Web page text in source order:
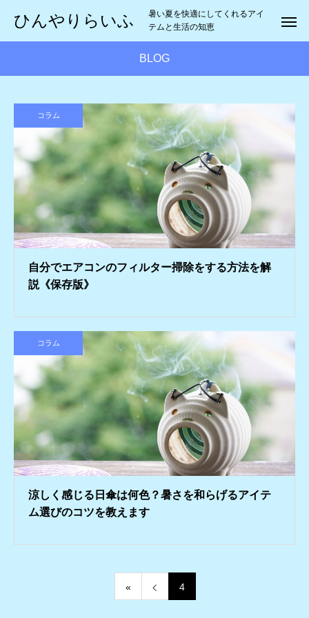
ひんやりらいふ
暑い夏を快適にしてくれるアイ
テムと生活の知恵
BLOG
コラム
自分でエアコンのフィルター掃除をする方法を解
説《保存版》
コラム
涼しく感じる日傘は何色？暑さを和らげるアイテ
ム選びのコツを教えます
« 4